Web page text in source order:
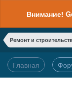
Внимание!
Ремонт и
Главная